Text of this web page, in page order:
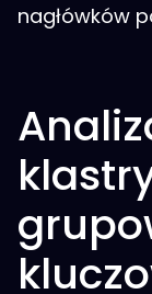
nagłówków